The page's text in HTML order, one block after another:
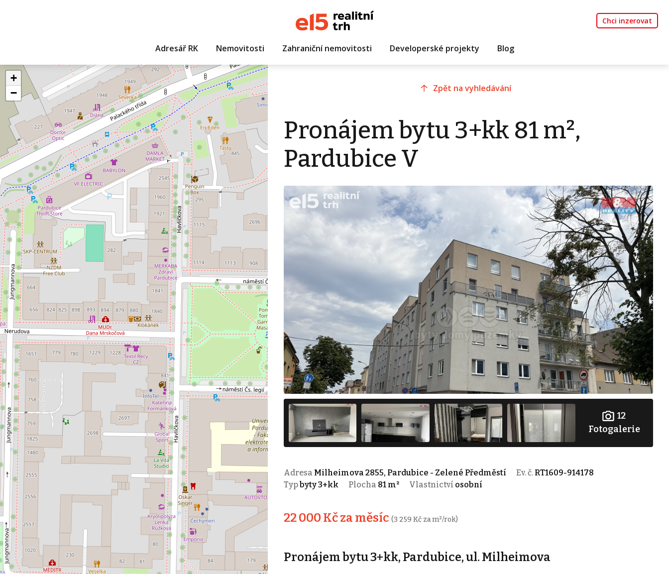
Chci inzerovat
Adresář RK Nemovitosti Zahraniční nemovitosti Developerské projekty Blog
+
−
Zpět na vyhledávání
Pronájem bytu 3+kk 81 m²,
Pardubice V
12
Fotogalerie
Adresa Milheimova 2855, Pardubice - Zelené Předměstí Ev. č. RT1609-914178
Typbyty 3+kk Plocha 81 m² Vlastnictví osobní
22 000 Kč za měsíc (3 259 Kč za m²/rok)
Pronájem bytu 3+kk, Pardubice, ul. Milheimova